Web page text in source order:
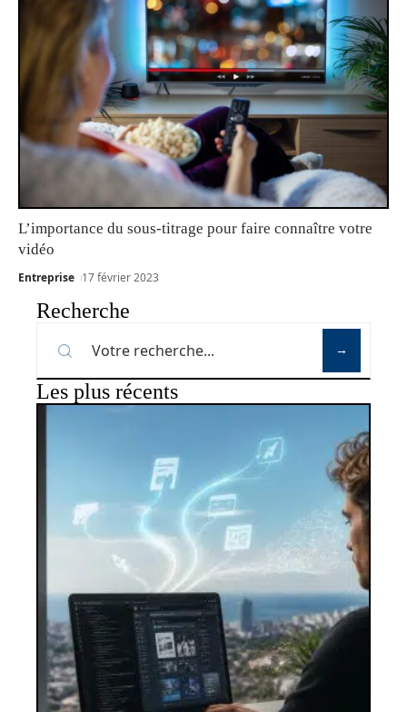
L’importance du sous-titrage pour faire connaître votre
vidéo
Entreprise 17 février 2023
Recherche
Les plus récents